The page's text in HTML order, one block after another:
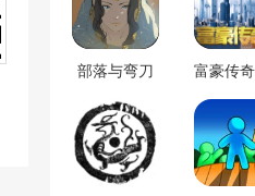
部落与弯刀